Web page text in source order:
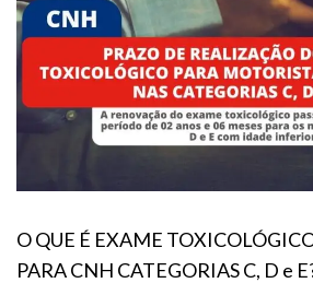
O QUE É EXAME
PARA CNH CATEGORIAS C, D e